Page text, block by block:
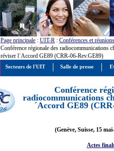
Page principale : UIT-R : Conférences et réunions
Conférence régionale des radiocommunications
réviser l´Accord GE89 (CRR-06-Rev.GE89)
Conférence
radiocommunications
´Accord GE89
(Genève, Suisse, 15
Actes
Secteurs de l'UIT Salle de presse